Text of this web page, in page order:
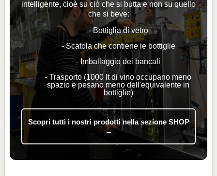
intelligente, cioè su ciò che si butta e non su quello
che si beve:
- Bottiglia di vetro
- Scatola che contiene le bottiglie
- Imballaggio dei bancali
- Trasporto (1000 lt di vino occupano meno
spazio e pesano meno dell'equivalente in
bottiglie)
Scopri tutti i nostri prodotti nella sezione SHOP
→